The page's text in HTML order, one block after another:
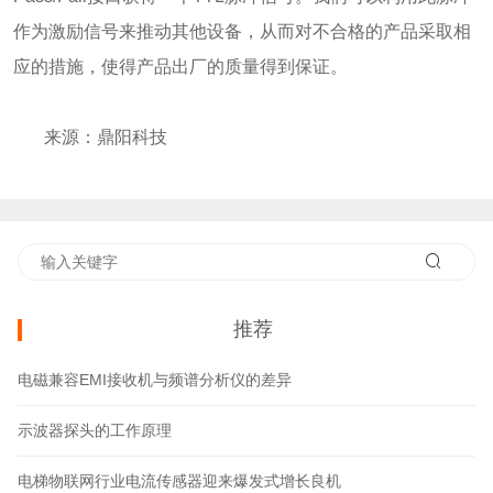
作为激励信号来推动其他设备，从而对不合格的产品采取相
应的措施，使得产品出厂的质量得到保证。
来源：鼎阳科技
推荐
电磁兼容EMI接收机与频谱分析仪的差异
示波器探头的工作原理
电梯物联网行业电流传感器迎来爆发式增长良机